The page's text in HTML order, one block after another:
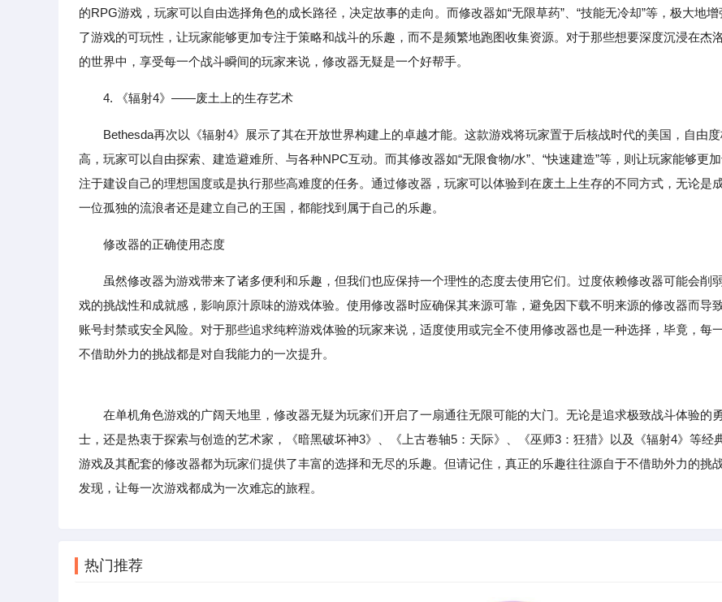
的RPG游戏，玩家可以自由选择角色的成长路径，决定故事的走向。而修改器如“无限草药”、“技能无冷却”等，极大地增
了游戏的可玩性，让玩家能够更加专注于策略和战斗的乐趣，而不是频繁地跑图收集资源。对于那些想要深度沉浸在杰
的世界中，享受每一个战斗瞬间的玩家来说，修改器无疑是一个好帮手。
4. 《辐射4》——废土上的生存艺术
Bethesda再次以《辐射4》展示了其在开放世界构建上的卓越才能。这款游戏将玩家置于后核战时代的美国，自由度
高，玩家可以自由探索、建造避难所、与各种NPC互动。而其修改器如“无限食物/水”、“快速建造”等，则让玩家能够更
注于建设自己的理想国度或是执行那些高难度的任务。通过修改器，玩家可以体验到在废土上生存的不同方式，无论是
一位孤独的流浪者还是建立自己的王国，都能找到属于自己的乐趣。
修改器的正确使用态度
虽然修改器为游戏带来了诸多便利和乐趣，但我们也应保持一个理性的态度去使用它们。过度依赖修改器可能会削
戏的挑战性和成就感，影响原汁原味的游戏体验。使用修改器时应确保其来源可靠，避免因下载不明来源的修改器而导
账号封禁或安全风险。对于那些追求纯粹游戏体验的玩家来说，适度使用或完全不使用修改器也是一种选择，毕竟，每
不借助外力的挑战都是对自我能力的一次提升。
在单机角色游戏的广阔天地里，修改器无疑为玩家们开启了一扇通往无限可能的大门。无论是追求极致战斗体验的勇
士，还是热衷于探索与创造的艺术家，《暗黑破坏神3》、《上古卷轴5：天际》、《巫师3：狂猎》以及《辐射4》等经
游戏及其配套的修改器都为玩家们提供了丰富的选择和无尽的乐趣。但请记住，真正的乐趣往往源自于不借助外力的挑
发现，让每一次游戏都成为一次难忘的旅程。
热门推荐